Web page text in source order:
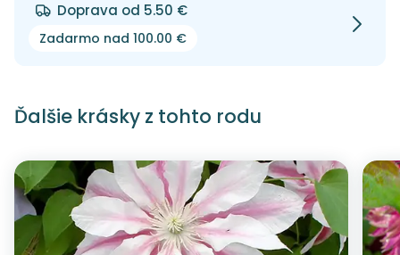
Doprava od 5.50 €
Zadarmo nad 100.00 €
Ďalšie krásky z tohto rodu